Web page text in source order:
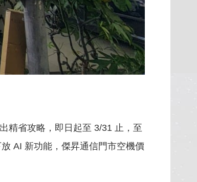
精省攻略，即日起至 3/31 止，至
AI 新功能，傑昇通信門市空機價